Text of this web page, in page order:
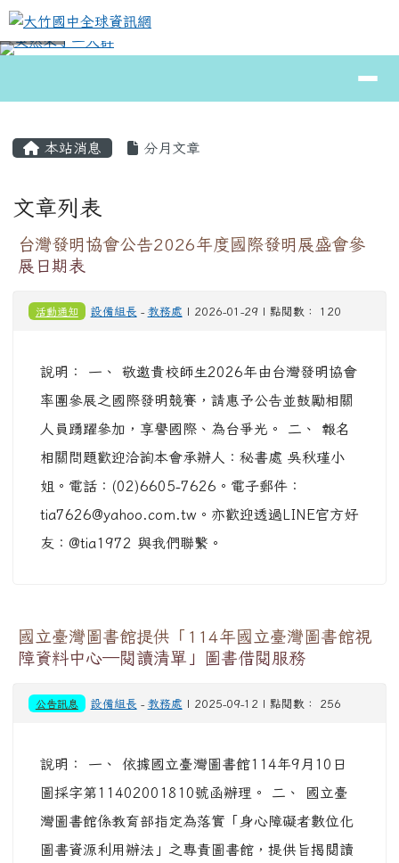
跳至主內容區
大竹國中全球資訊網
⏸
本站消息 分月文章
文章列表
台灣發明協會公告2026年度國際發明展盛會參
展日期表
活動通知 設備組長 - 教務處 | 2026-01-29 | 點閱數： 120
說明： 一、 敬邀貴校師生2026年由台灣發明協會
率團參展之國際發明競賽，請惠予公告並鼓勵相關
人員踴躍參加，享譽國際、為台爭光。 二、 報名
相關問題歡迎洽詢本會承辦人：秘書處 吳秋瑾小
姐。電話：(02)6605-7626。電子郵件：
tia7626@yahoo.com.tw。亦歡迎透過LINE官方好
友：@tia1972 與我們聯繫。
國立臺灣圖書館提供「114年國立臺灣圖書館視
障資料中心─閱讀清單」圖書借閱服務
公告訊息 設備組長 - 教務處 | 2025-09-12 | 點閱數： 256
說明： 一、 依據國立臺灣圖書館114年9月10日
圖採字第11402001810號函辦理。 二、 國立臺
灣圖書館係教育部指定為落實「身心障礙者數位化
圖書資源利用辦法」之專責圖書館，提供旨揭閱讀